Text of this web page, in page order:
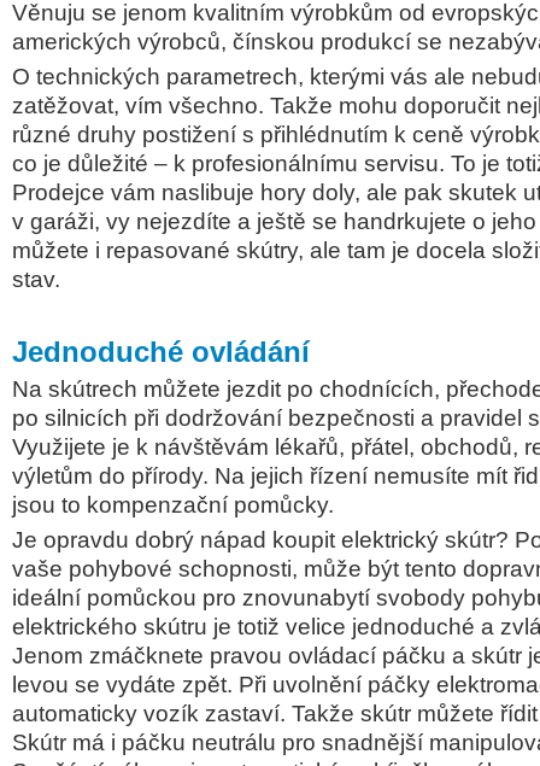
Věnuju se jenom kvalitním výrobkům od
amerických výrobců, čínskou produkcí se
O technických parametrech, kterými vás ale
zatěžovat, vím všechno. Takže mohu doporučit
různé druhy postižení s přihlédnutím k ceně
co je důležité – k profesionálnímu servisu. To je
Prodejce vám naslibuje hory doly, ale pak skutek
v garáži, vy nejezdíte a ještě se handrkujete o
můžete i repasované skútry, ale tam je docela
stav.
Jednoduché ovládání
Na skútrech můžete jezdit po chodnících,
po silnicích při dodržování bezpečnosti a pravidel
Využijete je k návštěvám lékařů, přátel, obchodů,
výletům do přírody. Na jejich řízení nemusíte mít
jsou to kompenzační pomůcky.
Je opravdu dobrý nápad koupit elektrický skútr?
vaše pohybové schopnosti, může být tento
ideální pomůckou pro znovunabytí svobody
elektrického skútru je totiž velice jednoduché a
Jenom zmáčknete pravou ovládací páčku a skútr
levou se vydáte zpět. Při uvolnění páčky
automaticky vozík zastaví. Takže skútr můžete
Skútr má i páčku neutrálu pro snadnější